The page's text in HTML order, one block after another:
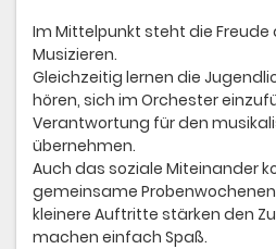
Im Mittelpunkt steht die
Musizieren.
Gleichzeitig lernen die
hören, sich im Orchester
Verantwortung für den
übernehmen.
Auch das soziale Miteinander
gemeinsame
kleinere Auftritte stärken den
machen einfach Spaß.